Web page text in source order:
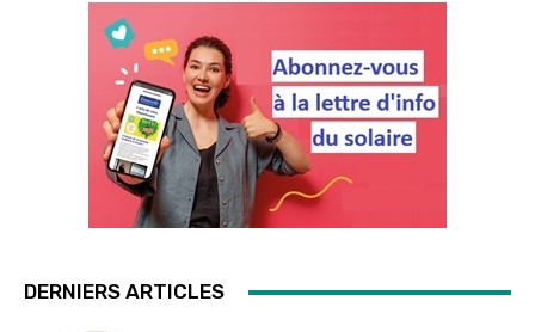
DERNIERS ARTICLES